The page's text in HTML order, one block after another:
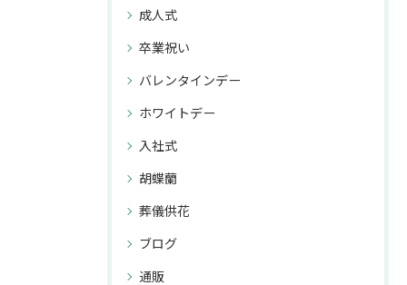
成人式
卒業祝い
バレンタインデー
ホワイトデー
入社式
胡蝶蘭
葬儀供花
ブログ
通販